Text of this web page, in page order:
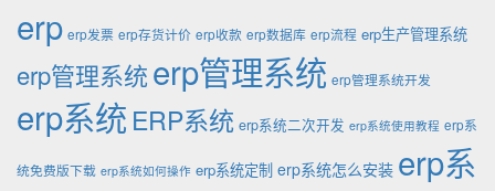
erp erp发票 erp存货计价 erp收款 erp数据库 erp流程 erp生产管理系统
erp管理系统erp管理系统 erp管理系统开发
erp系统 ERP系统 erp系统二次开发 erp系统使用教程 erp系
统免费版下载 erp系统如何操作 erp系统定制 erp系统怎么安装 erp系